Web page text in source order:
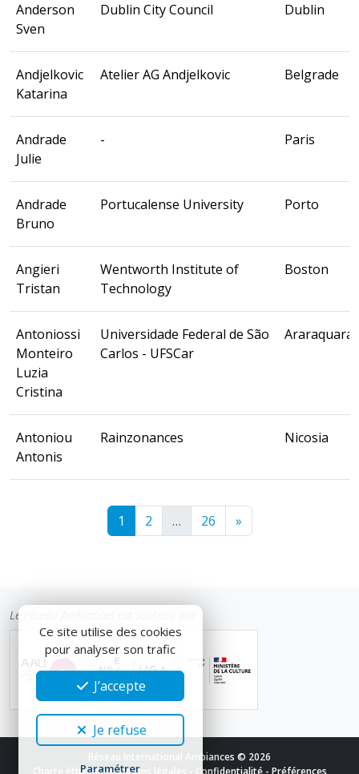
Anderson
Sven
Dublin City Council Dublin
Andjelkovic
Katarina
Atelier AG Andjelkovic Belgrade
Andrade
Julie
- Paris
Andrade
Bruno
Portucalense University Porto
Angieri
Tristan
Wentworth Institute of
Technology
Boston
Antoniossi
Monteiro
Luzia
Cristina
Universidade Federal de São
Carlos - UFSCar
Araraquara
Antoniou
Antonis
Rainzonances Nicosia
1 2 … 26 »
Le réseau Ambiances est soutenu par
Réseau International Ambiances © 2026
Charte éthique-Mentions légales Confidentialité- Préférences
Ce site utilise des cookies
pour analyser son trafic
J’accepte
Je refuse
Paramétrer